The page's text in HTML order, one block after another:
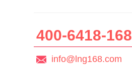
400-6418-168
info@lng168.com